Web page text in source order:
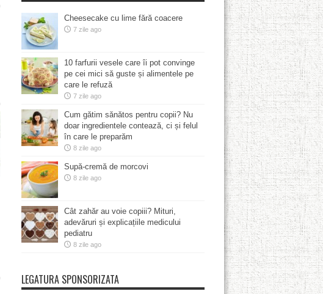
Cheesecake cu lime fără coacere
7 zile ago
10 farfurii vesele care îi pot convinge
pe cei mici să guste și alimentele pe
care le refuză
7 zile ago
Cum gătim sănătos pentru copii? Nu
doar ingredientele contează, ci și felul
în care le preparăm
8 zile ago
Supă-cremă de morcovi
8 zile ago
Cât zahăr au voie copiii? Mituri,
adevăruri și explicațiile medicului
pediatru
8 zile ago
LEGATURA SPONSORIZATA